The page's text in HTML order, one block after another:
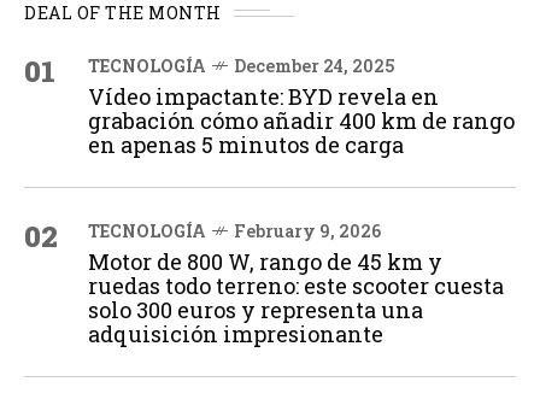
DEAL OF THE MONTH
01 TECNOLOGÍA December 24, 2025
Vídeo impactante: BYD revela en
grabación cómo añadir 400 km de rango
en apenas 5 minutos de carga
02 TECNOLOGÍA February 9, 2026
Motor de 800 W, rango de 45 km y
ruedas todo terreno: este scooter cuesta
solo 300 euros y representa una
adquisición impresionante